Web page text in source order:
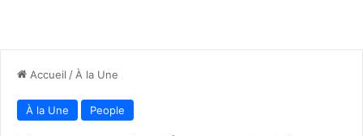
Accueil / À la Une
À la Une People